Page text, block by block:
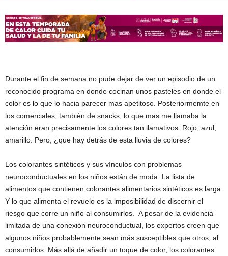
Durante el fin de semana no pude dejar de ver un episodio de un
reconocido programa en donde cocinan unos pasteles en donde el
color es lo que lo hacia parecer mas apetitoso. Posteriormemte en
los comerciales, también de snacks, lo que mas me llamaba la
atención eran precisamente los colores tan llamativos: Rojo, azul,
amarillo. Pero, ¿que hay detrás de esta lluvia de colores?
Los colorantes sintéticos y sus vínculos con problemas
neuroconductuales en los niños están de moda. La lista de
alimentos que contienen colorantes alimentarios sintéticos es larga.
Y lo que alimenta el revuelo es la imposibilidad de discernir el
riesgo que corre un niño al consumirlos. A pesar de la evidencia
limitada de una conexión neuroconductual, los expertos creen que
algunos niños probablemente sean más susceptibles que otros, al
consumirlos. Más allá de añadir un toque de color, los colorantes